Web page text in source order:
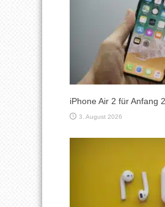
iPhone Air 2 für Anfang
3. August 2026